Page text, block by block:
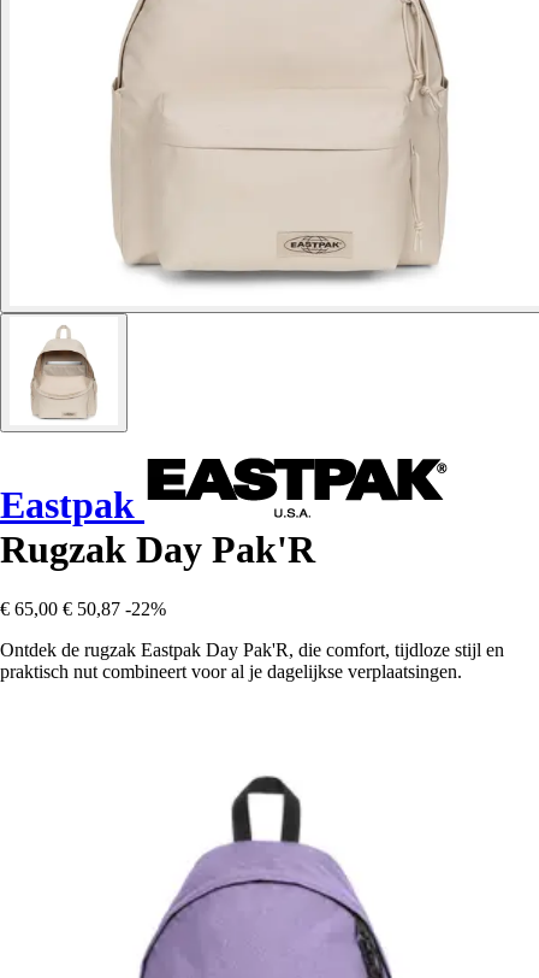
Eastpak
Rugzak Day Pak'R
€ 65,00 € 50,87 -22%
Ontdek de rugzak Eastpak Day Pak'R, die comfort, tijdloze stijl en
praktisch nut combineert voor al je dagelijkse verplaatsingen.